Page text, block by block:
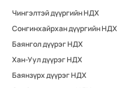
Чингэлтэй дүүргийн НДХ
Сонгинхайрхан дүүргийн НДХ
Баянгол дүүрэг НДХ
Хан-Уул дүүрэг НДХ
Баянзүрх дүүрэг НДХ